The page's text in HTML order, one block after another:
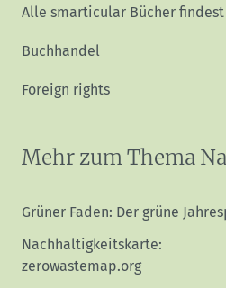
Alle smarticular Bücher
Buchhandel
Foreign rights
Mehr zum Thema
Grüner Faden: Der grüne
Nachhaltigkeitskarte:
zerowastemap.org